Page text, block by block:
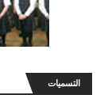
التسميات